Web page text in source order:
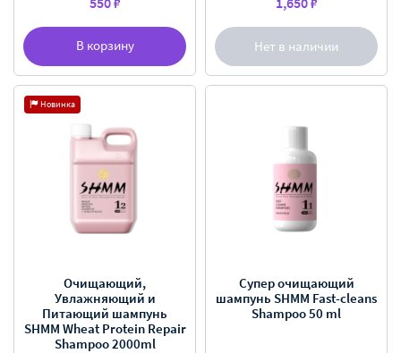
В корзину Нет в наличии
Новинка
Очищающий,
Увлажняющий и
Питающий шампунь
SHMM Wheat Protein Repair
Shampoo 2000ml
Супер очищающий
шампунь SHMM Fast-cleans
Shampoo 50 ml